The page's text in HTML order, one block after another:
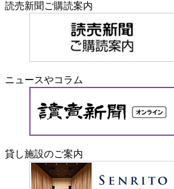
読売新聞ご購読案内
ニュースやコラム
貸し施設のご案内